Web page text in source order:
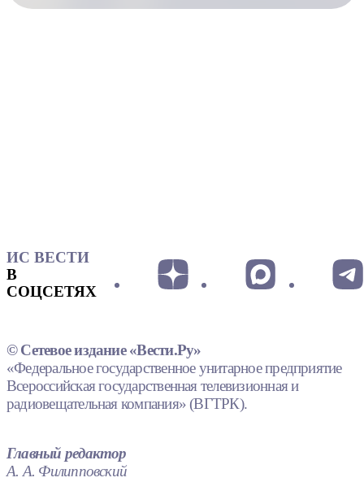
ИС ВЕСТИ
В
СОЦСЕТЯХ
© Сетевое издание «Вести.Ру»
«Федеральное государственное унитарное предприятие
Всероссийская государственная телевизионная и
радиовещательная компания» (ВГТРК).
Главный редактор
А. А. Филипповский